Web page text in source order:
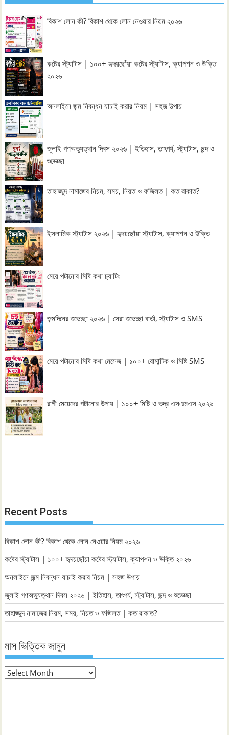
বিকাশ লোন কী? বিকাশ থেকে লোন নেওয়ার নিয়ম ২০২৬
কষ্টের স্ট্যাটাস | ১০০+ হৃদয়ছোঁয়া কষ্টের স্ট্যাটাস, ক্যাপশন ও উক্তি
২০২৬
অনলাইনে জন্ম নিবন্ধন যাচাই করার নিয়ম | সহজ উপায়
জুলাই গণঅভ্যুত্থান দিবস ২০২৬ | ইতিহাস, তাৎপর্য, স্ট্যাটাস, ছন্দ ও
শুভেচ্ছা
তাহাজ্জুদ নামাজের নিয়ম, সময়, নিয়ত ও ফজিলত | কত রাকাত?
ইসলামিক স্ট্যাটাস ২০২৬ | হৃদয়ছোঁয়া স্ট্যাটাস, ক্যাপশন ও উক্তি
মেয়ে পটানোর মিষ্টি কথা চ্যাটিং
জন্মদিনের শুভেচ্ছা ২০২৬ | সেরা শুভেচ্ছা বার্তা, স্ট্যাটাস ও SMS
মেয়ে পটানোর মিষ্টি কথা মেসেজ | ১০০+ রোমান্টিক ও মিষ্টি SMS
রাগী মেয়েদের পটানোর উপায় | ১০০+ মিষ্টি ও ভদ্র এসএমএস ২০২৬
Recent Posts
বিকাশ লোন কী? বিকাশ থেকে লোন নেওয়ার নিয়ম ২০২৬
কষ্টের স্ট্যাটাস | ১০০+ হৃদয়ছোঁয়া কষ্টের স্ট্যাটাস, ক্যাপশন ও উক্তি ২০২৬
অনলাইনে জন্ম নিবন্ধন যাচাই করার নিয়ম | সহজ উপায়
জুলাই গণঅভ্যুত্থান দিবস ২০২৬ | ইতিহাস, তাৎপর্য, স্ট্যাটাস, ছন্দ ও শুভেচ্ছা
তাহাজ্জুদ নামাজের নিয়ম, সময়, নিয়ত ও ফজিলত | কত রাকাত?
মাস ভিত্তিক জানুন
মাস